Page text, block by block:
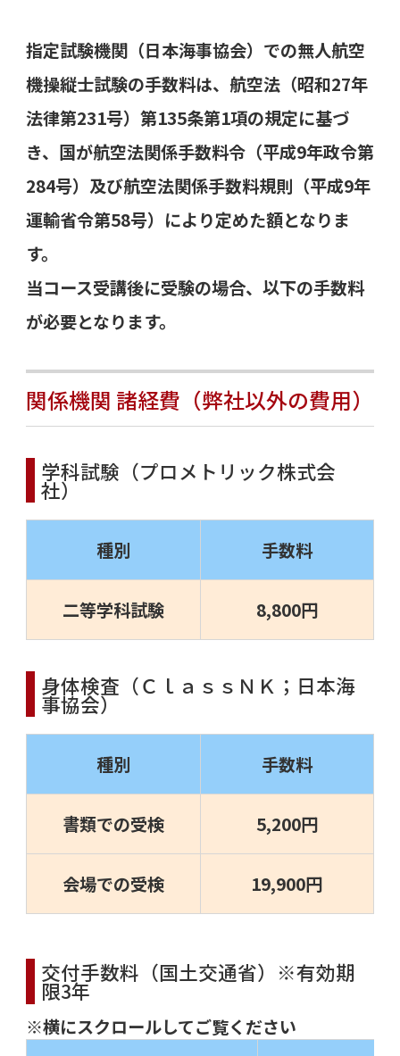
指定試験機関（日本海事協会）での無人航空
機操縦士試験の手数料は、航空法（昭和27年
法律第231号）第135条第1項の規定に基づ
き、国が航空法関係手数料令（平成9年政令第
284号）及び航空法関係手数料規則（平成9年
運輸省令第58号）により定めた額となりま
す。
当コース受講後に受験の場合、以下の手数料
が必要となります。
関係機関 諸経費（弊社以外の費用）
学科試験（プロメトリック株式会
社）
種別 手数料
二等学科試験 8,800円
身体検査（ＣｌａｓｓＮＫ；日本海
事協会）
種別 手数料
書類での受検 5,200円
会場での受検 19,900円
交付手数料（国土交通省）※有効期
限3年
※横にスクロールしてご覧ください